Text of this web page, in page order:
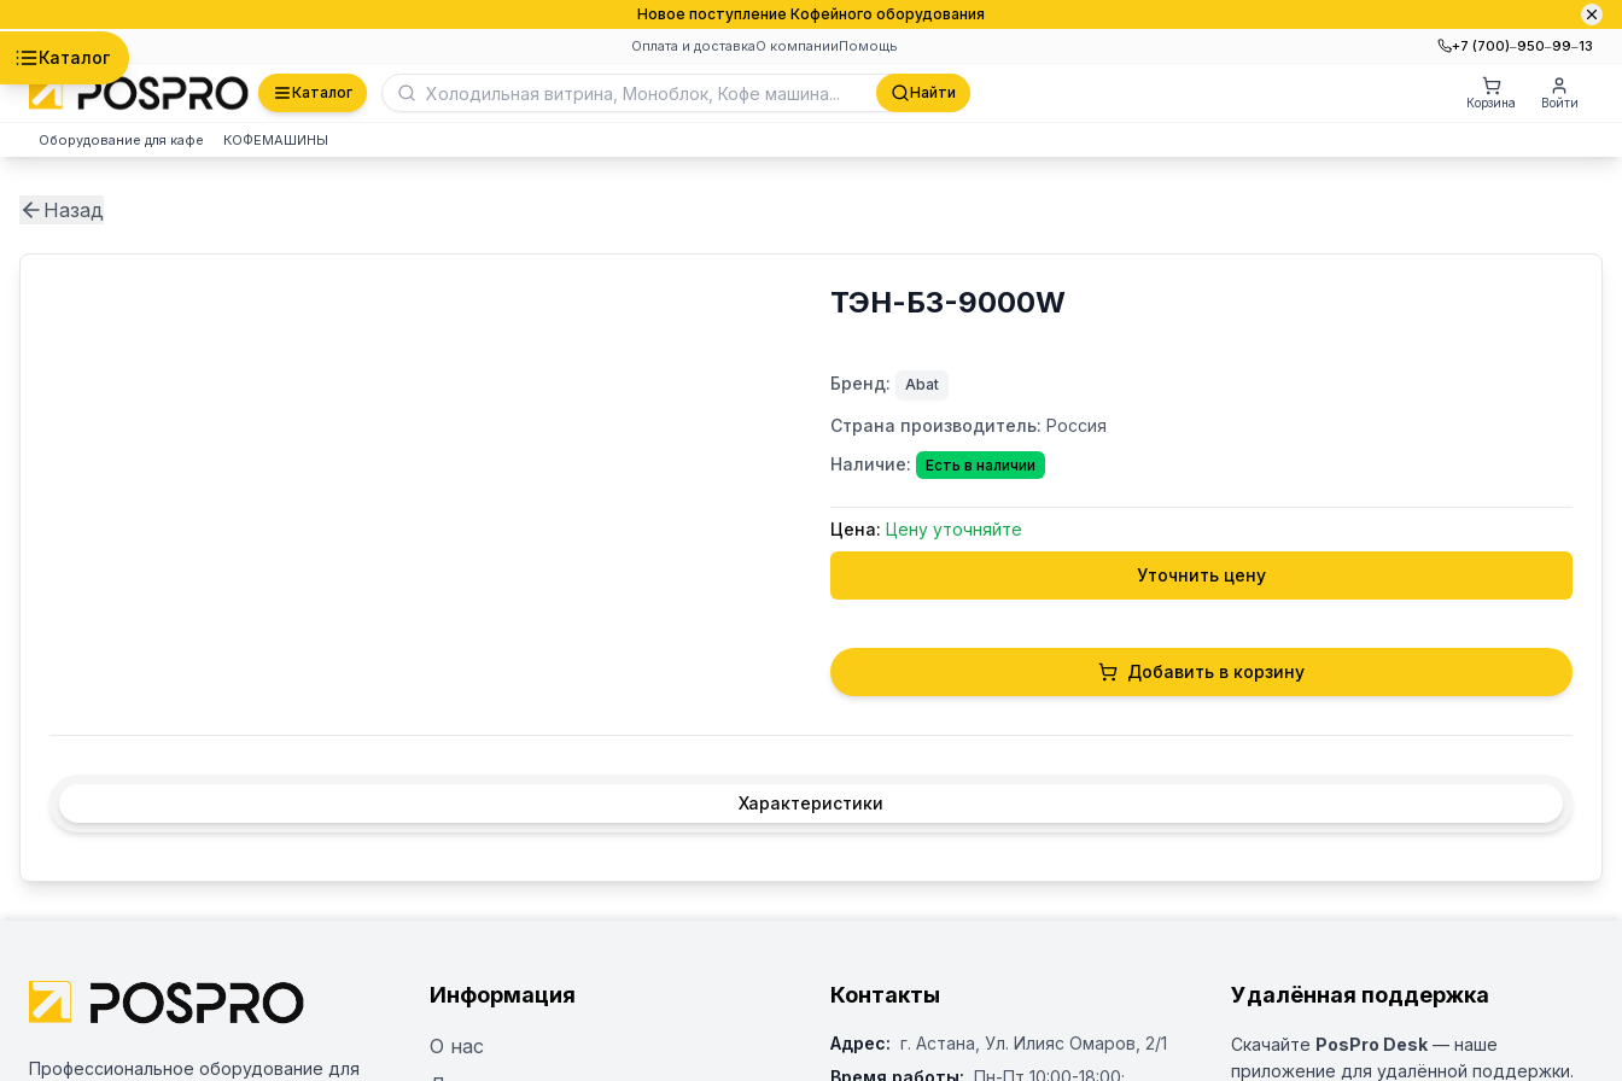
Новое поступление Кофейного оборудования
Оплата и доставкаО компанииПомощь +7 (700)‒950‒99‒13
Каталог
Каталог Найти
Корзина Войти
Оборудование для кафе КОФЕМАШИНЫ
Назад
ТЭН-Б3-9000W
Бренд: Abat
Страна производитель: Россия
Наличие:
Есть в наличии
Цена: Цену уточняйте
Уточнить цену
Добавить в корзину
Характеристики
Профессиональное оборудование для
Информация
О нас
Контакты
Адрес: г. Астана, ​Ул. Илияс Омаров, 2/1
Время работы: Пн-Пт 10:00-18:00;
Удалённая поддержка
Скачайте PosPro Desk — наше
приложение для удалённой поддержки.